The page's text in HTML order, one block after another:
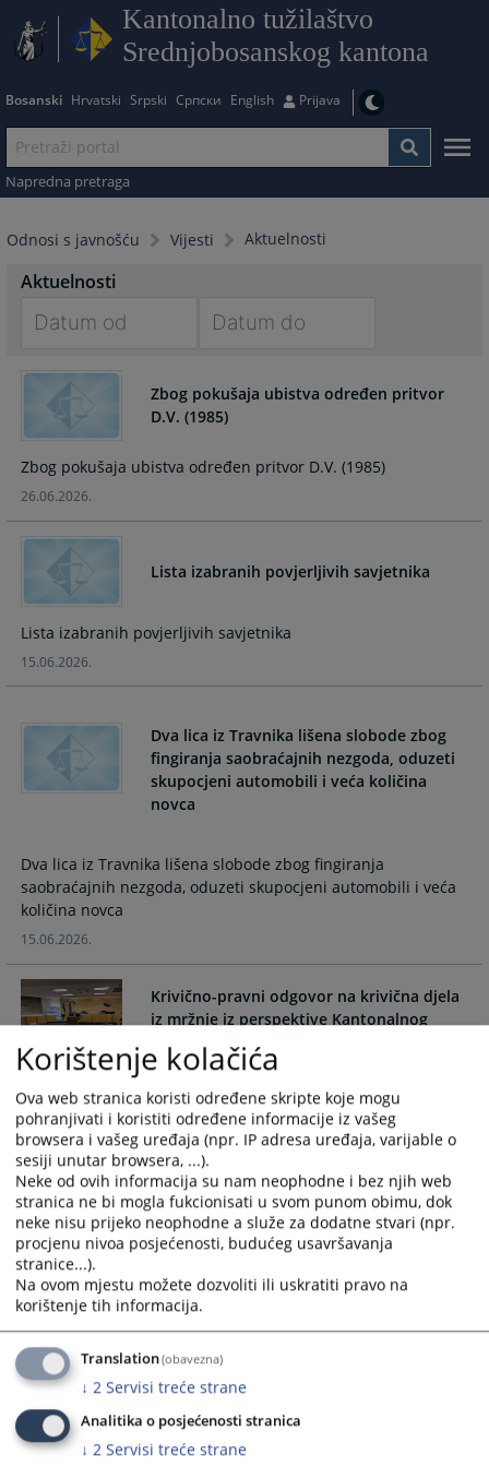
Kantonalno tužilaštvo
Srednjobosanskog kantona
Bosanski Hrvatski Srpski Српски English Prijava
Napredna pretraga
Odnosi s javnošću Vijesti Aktuelnosti
Aktuelnosti
forward
interact
the
calendar
and
date.
Press
question
key
get
the
for
changing
dates.
forward
to
interact
the
and
a
Press
to
get
the
for
changing
Zbog pokušaja ubistva određen pritvor
D.V. (1985)
Zbog pokušaja ubistva određen pritvor D.V. (1985)
26.06.2026.
Lista izabranih povjerljivih savjetnika
Lista izabranih povjerljivih savjetnika
15.06.2026.
Dva lica iz Travnika lišena slobode zbog
fingiranja saobraćajnih nezgoda, oduzeti
skupocjeni automobili i veća količina
Dva lica iz Travnika lišena slobode zbog fingiranja
saobraćajnih nezgoda, oduzeti skupocjeni automobili i veća
15.06.2026.
Krivično-pravni odgovor na krivična djela
iz mržnje iz perspektive Kantonalnog
Krivično-pravni odgovor na krivična djela iz mržnje iz
perspektive Kantonalnog tužilaštva SBK
10.06.2026.
Održan sastanak pravosudnih institucija
Srednjobosanskog kantona o zakonitosti
dokaza u krivičnom postupku
Održan sastanak pravosudnih institucija Srednjobosanskog
kantona o zakonitosti dokaza u krivičnom postupku
Saopštenje za javnost
Dana 18.05.2026.godine, u 07.55 sati, u mjestu Jehovac,
Korištenje kolačića
Ova web stranica koristi određene skripte koje mogu
pohranjivati i koristiti određene informacije iz vašeg
browsera i vašeg uređaja (npr. IP adresa uređaja, varijable o
sesiji unutar browsera, ...).
Neke od ovih informacija su nam neophodne i bez njih web
stranica ne bi mogla fukcionisati u svom punom obimu, dok
neke nisu prijeko neophodne a služe za dodatne stvari (npr.
procjenu nivoa posjećenosti, budućeg usavršavanja
stranice...).
Na ovom mjestu možete dozvoliti ili uskratiti pravo na
korištenje tih informacija.
Translation(obavezna)
↓ 2 Servisi treće strane
Analitika o posjećenosti stranica
↓ 2 Servisi treće strane